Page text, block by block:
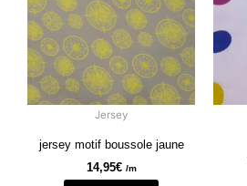
Jersey
jersey motif boussole jaune
14,95€ /m